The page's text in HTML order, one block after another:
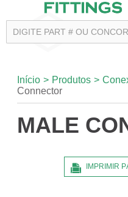
Início > Produtos >
Connector
MALE
IMPRIMIR